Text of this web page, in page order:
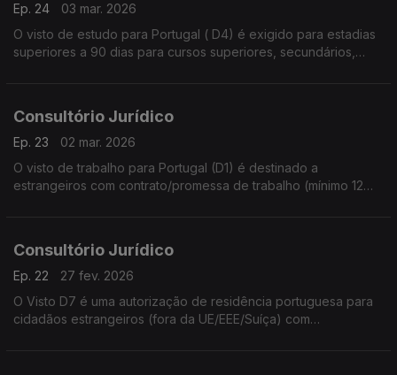
Ep. 24
03 mar. 2026
O visto de estudo para Portugal ( D4) é exigido para estadias
superiores a 90 dias para cursos superiores, secundários,
Consultório Jurídico
Ep. 23
02 mar. 2026
O visto de trabalho para Portugal (D1) é destinado a
estrangeiros com contrato/promessa de trabalho (mínimo 12
Consultório Jurídico
Ep. 22
27 fev. 2026
O Visto D7 é uma autorização de residência portuguesa para
cidadãos estrangeiros (fora da UE/EEE/Suíça) com